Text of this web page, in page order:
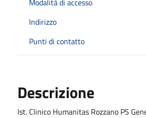
Indirizzo
Punti di contatto
Descrizione
Ist. Clinico Humanitas Rozzano PS